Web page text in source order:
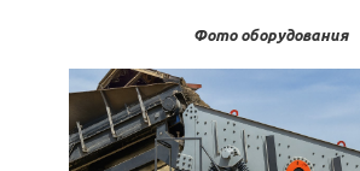
Фото оборудования